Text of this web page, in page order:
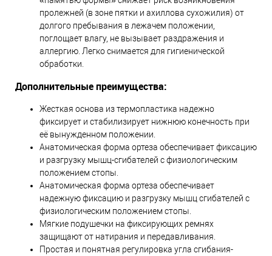
пролежней (в зоне пятки и ахиллова сухожилия) от
долгого пребывания в лежачем положении,
поглощает влагу, не вызывает раздражения и
аллергию. Легко снимается для гигиенической
обработки.
Дополнительные преимущества:
Жесткая основа из термопластика надежно
фиксирует и стабилизирует нижнюю конечность при
её вынужденном положении.
Анатомическая форма ортеза обеспечивает фиксацию
и разгрузку мышц-сгибателей с физиологическим
положением стопы.
Анатомическая форма ортеза обеспечивает
надежную фиксацию и разгрузку мышц сгибателей с
физиологическим положением стопы.
Мягкие подушечки на фиксирующих ремнях
защищают от натирания и передавливания.
Простая и понятная регулировка угла сгибания-